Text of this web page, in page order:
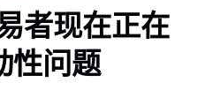
者现在正在
性问题